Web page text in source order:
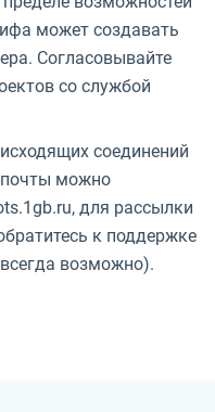
может создавать
Согласовывайте
со службой
соединений
почты можно
для рассылки
к поддержке
возможно).